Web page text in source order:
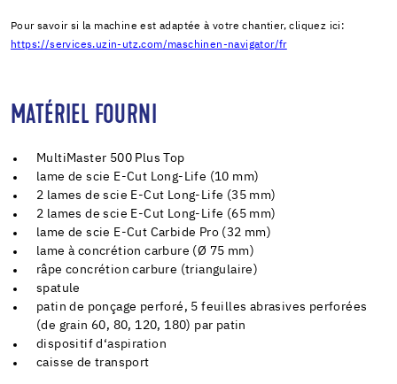
Pour savoir si la machine est adaptée à votre chantier, cliquez ici:
https://services.uzin-utz.com/maschinen-navigator/fr
MATÉRIEL FOURNI
MultiMaster 500 Plus Top
lame de scie E-Cut Long-Life (10 mm)
2 lames de scie E-Cut Long-Life (35 mm)
2 lames de scie E-Cut Long-Life (65 mm)
lame de scie E-Cut Carbide Pro (32 mm)
lame à concrétion carbure (Ø 75 mm)
râpe concrétion carbure (triangulaire)
spatule
patin de ponçage perforé, 5 feuilles abrasives perforées
(de grain 60, 80, 120, 180) par patin
dispositif d‘aspiration
caisse de transport